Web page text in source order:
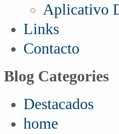
Aplicativo
Links
Contacto
Blog Categories
Destacados
home